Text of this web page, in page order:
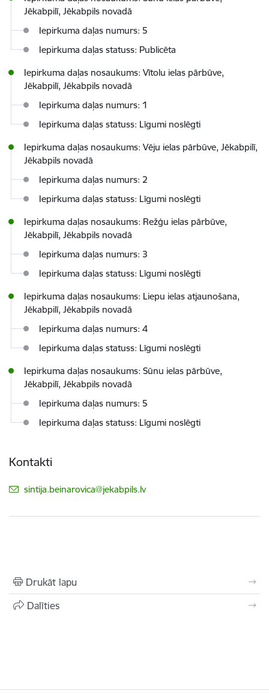
Jēkabpilī, Jēkabpils novadā
Iepirkuma daļas numurs: 5
Iepirkuma daļas statuss: Publicēta
Iepirkuma daļas nosaukums: Vītolu ielas pārbūve,
Jēkabpilī, Jēkabpils novadā
Iepirkuma daļas numurs: 1
Iepirkuma daļas statuss: Līgumi noslēgti
Iepirkuma daļas nosaukums: Vēju ielas pārbūve, Jēkabpilī,
Jēkabpils novadā
Iepirkuma daļas numurs: 2
Iepirkuma daļas statuss: Līgumi noslēgti
Iepirkuma daļas nosaukums: Režģu ielas pārbūve,
Jēkabpilī, Jēkabpils novadā
Iepirkuma daļas numurs: 3
Iepirkuma daļas statuss: Līgumi noslēgti
Iepirkuma daļas nosaukums: Liepu ielas atjaunošana,
Jēkabpilī, Jēkabpils novadā
Iepirkuma daļas numurs: 4
Iepirkuma daļas statuss: Līgumi noslēgti
Iepirkuma daļas nosaukums: Sūnu ielas pārbūve,
Jēkabpilī, Jēkabpils novadā
Iepirkuma daļas numurs: 5
Iepirkuma daļas statuss: Līgumi noslēgti
Kontakti
E-pasts:
sintija.beinarovica@jekabpils.lv
Drukāt lapu
Dalīties